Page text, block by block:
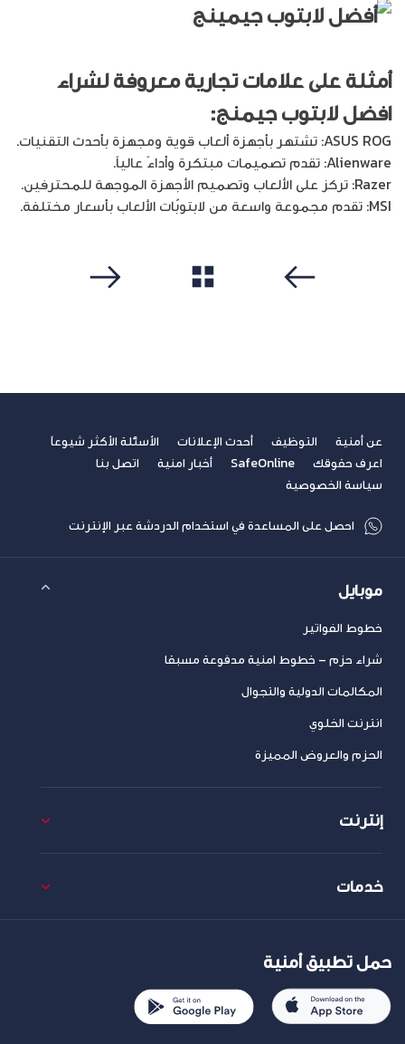
أمثلة على علامات تجارية معروفة لشراء
افضل لابتوب جيمنج:
ASUS ROG: تشتهر بأجهزة ألعاب قوية ومجهزة بأحدث التقنيات.
Alienware: تقدم تصميمات مبتكرة وأداءً عالياً.
Razer: تركز على الألعاب وتصميم الأجهزة الموجهة للمحترفين.
MSI: تقدم مجموعة واسعة من لابتوبّات الألعاب بأسعار مختلفة.
عن أمنية التوظيف أحدث الإعلانات
الأسئلة الأكثر شيوعاً
اعرف حقوقك
SafeOnline أخبار امنية
اتصل بنا
سياسة الخصوصية
احصل على المساعدة في استخدام الدردشة عبر الإنترنت
موبايل
خطوط الفواتير
شراء حزم – خطوط امنية مدفوعة مسبقا
المكالمات الدولية والتجوال
انترنت الخلوي
الحزم والعروض المميزة
إنترنت
خدمات
حمل تطبيق أمنية